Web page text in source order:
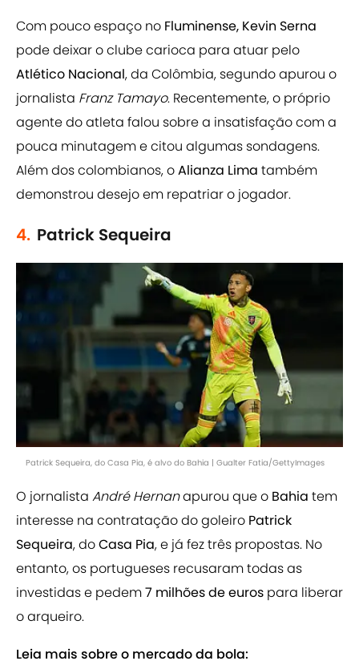
Com pouco espaço no Fluminense, Kevin Serna
pode deixar o clube carioca para atuar pelo
Atlético Nacional, da Colômbia, segundo apurou o
jornalista Franz Tamayo. Recentemente, o próprio
agente do atleta falou sobre a insatisfação com a
pouca minutagem e citou algumas sondagens.
Além dos colombianos, oAlianza Lima também
demonstrou desejo em repatriar o jogador.
4. Patrick Sequeira
Patrick Sequeira, do Casa Pia, é alvo do Bahia | Gualter Fatia/GettyImages
O jornalista André Hernanapurou que o Bahia tem
interesse na contratação do goleiro Patrick
Sequeira, doCasa Pia, e já fez três propostas. No
entanto, os portugueses recusaram todas as
investidas e pedem7 milhões de euros para liberar
o arqueiro.
Leia mais sobre o mercado da bola: